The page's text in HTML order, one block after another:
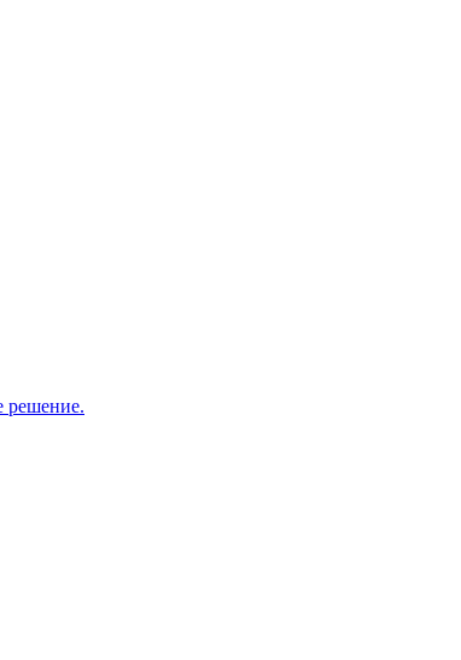
решение.